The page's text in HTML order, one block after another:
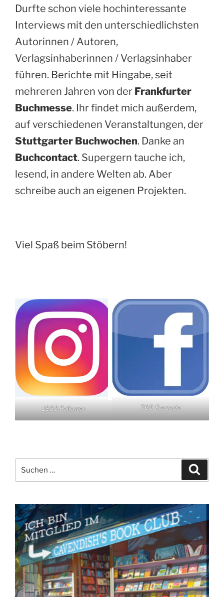
Durfte schon viele hochinteressante
Interviews mit den unterschiedlichsten
Autorinnen / Autoren,
Verlagsinhaberinnen / Verlagsinhaber
führen. Berichte mit Hingabe, seit
mehreren Jahren von der Frankfurter
Buchmesse. Ihr findet mich außerdem,
auf verschiedenen Veranstaltungen, der
Stuttgarter Buchwochen. Danke an
Buchcontact. Supergern tauche ich,
lesend, in andere Welten ab. Aber
schreibe auch an eigenen Projekten.
Viel Spaß beim Stöbern!
1883 Follower 765 Freunde
nach: